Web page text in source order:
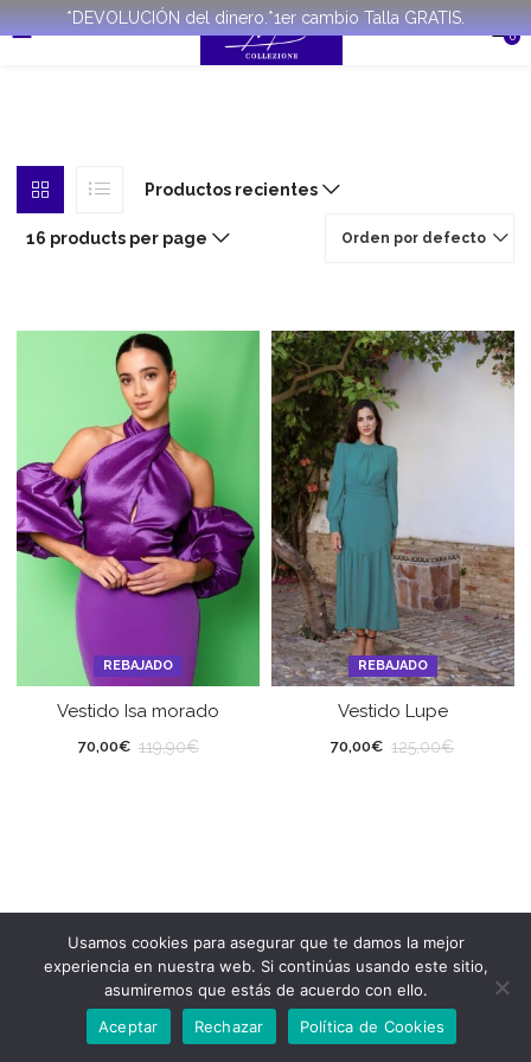
*DEVOLUCIÓN del dinero.*1er cambio Talla GRATIS.
0
Productos recientes
Orden por defecto
16 products per page
REBAJADO
Vestido Isa morado
70,00€ 119,90€
REBAJADO
Vestido Lupe
70,00€ 125,00€
Usamos cookies para asegurar que te damos la mejor
experiencia en nuestra web. Si continúas usando este sitio,
asumiremos que estás de acuerdo con ello.
Aceptar
Rechazar Política de Cookies